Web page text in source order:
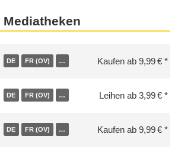
DE FR (OV) … Kaufen ab 9,99 €
DE FR (OV) … Leihen ab 3,99 €
DE FR (OV) … Kaufen ab 9,99 €